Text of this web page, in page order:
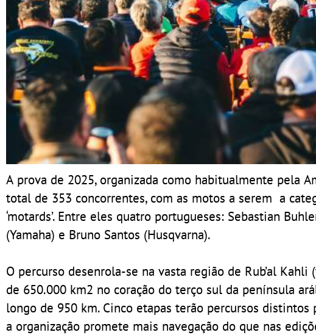
A prova de 2025, organizada como habitualmente pela
total de 353 concorrentes, com as motos a serem a
‘motards’. Entre eles quatro portugueses: Sebastian
(Yamaha) e Bruno Santos (Husqvarna).
O percurso desenrola-se na vasta região de Rub’al
de 650.000 km2 no coração do terço sul da península
longo de 950 km. Cinco etapas terão percursos
a organização promete mais navegação do que nas